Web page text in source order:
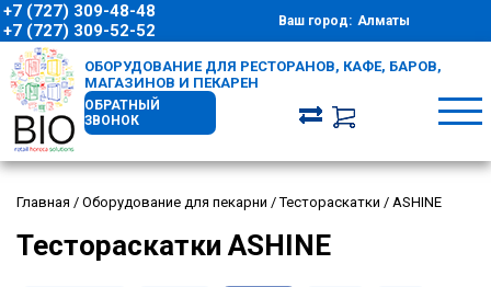
+7 (727) 309-48-48
+7 (727) 309-52-52
Ваш город: Алматы
ОБОРУДОВАНИЕ ДЛЯ РЕСТОРАНОВ, КАФЕ, БАРОВ,
МАГАЗИНОВ И ПЕКАРЕН
ОБРАТНЫЙ
ЗВОНОК
Главная / Оборудование для пекарни /Тестораскатки / ASHINE
Тестораскатки ASHINE